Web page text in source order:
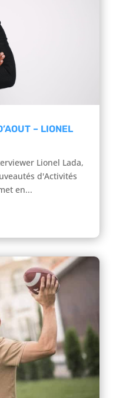
– LIONEL
Lionel Lada,
d'Activités
en...